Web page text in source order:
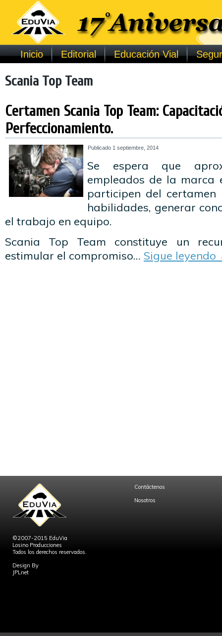
Inicio Editorial Educación Vial
Scania Top Team
Certamen Scania Top Team:
Perfeccionamiento.
Publicado 1 septiembre, 2014
Se espera que
empleados de la marca
participen del
habilidades, generar
el trabajo en equipo.
Scania Top Team constituye un
estimular el compromiso… Sigue leyendo
©2007-2015 EduVia
Losino Producciones
Todos los derechos reservados.
Design By
JPLnet
Contáctenos
Nosotros